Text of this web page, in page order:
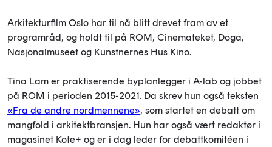
Arkitekturfilm Oslo har til nå blitt drevet fram av et
programråd, og holdt til på ROM, Cinemateket, Doga,
Nasjonalmuseet og Kunstnernes Hus Kino.
Tina Lam er praktiserende byplanlegger i A-lab og jobbet
på ROM i perioden 2015-2021. Da skrev hun også teksten
«Fra de andre nordmennene», som startet en debatt om
mangfold i arkitektbransjen. Hun har også vært redaktør i
magasinet Kote+ og er i dag leder for debattkomitéen i